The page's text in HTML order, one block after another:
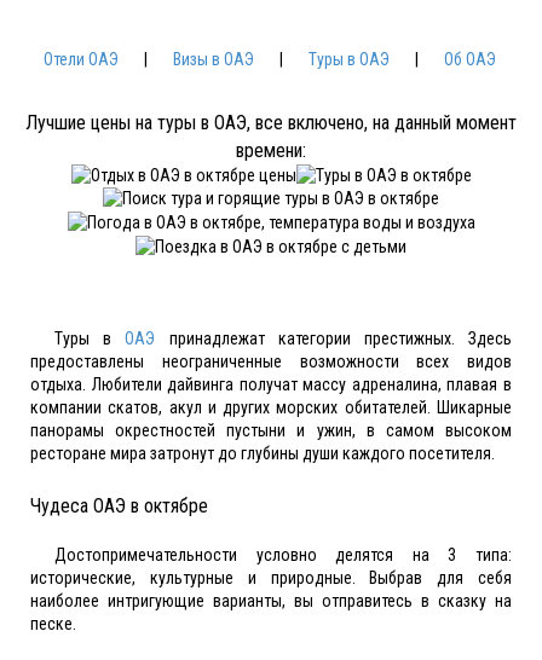
Отели ОАЭ Визы в ОАЭ Туры в ОАЭ Об ОАЭ
Лучшие цены на туры в ОАЭ, все включено, на данный момент
времени:
Туры вОАЭ принадлежат категории престижных. Здесь
предоставлены неограниченные возможности всех видов
отдыха. Любители дайвинга получат массу адреналина, плавая в
компании скатов, акул и других морских обитателей. Шикарные
панорамы окрестностей пустыни и ужин, в самом высоком
ресторане мира затронут до глубины души каждого посетителя.
Чудеса ОАЭ в октябре
Достопримечательности условно делятся на 3 типа:
исторические, культурные и природные. Выбрав для себя
наиболее интригующие варианты, вы отправитесь в сказку на
песке.